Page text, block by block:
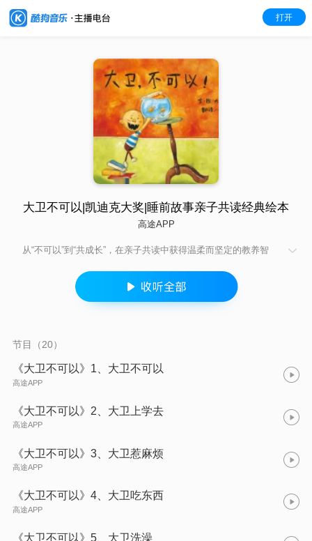
打开
大卫不可以|凯迪克大奖|睡前故事亲子共读经典绘本
高途APP
从“不可以”到“共成长”，在亲子共读中获得温柔而坚定的教养智
节目（20）
《大卫不可以》1、大卫不可以
高途APP
《大卫不可以》2、大卫上学去
高途APP
《大卫不可以》3、大卫惹麻烦
高途APP
《大卫不可以》4、大卫吃东西
高途APP
《大卫不可以》5、大卫洗澡